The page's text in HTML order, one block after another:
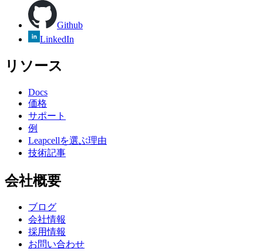
Github
LinkedIn
リソース
Docs
価格
サポート
例
Leapcellを選ぶ理由
技術記事
会社概要
ブログ
会社情報
採用情報
お問い合わせ